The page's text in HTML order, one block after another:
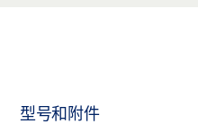
型号和附件